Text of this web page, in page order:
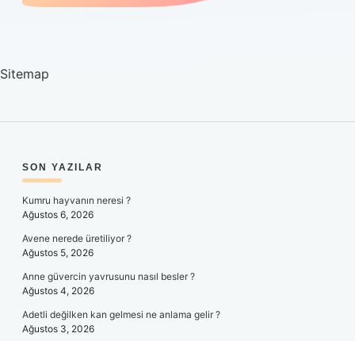
Sitemap
SIDEBAR
SON YAZILAR
Kumru hayvanın neresi ?
Ağustos 6, 2026
Avene nerede üretiliyor ?
Ağustos 5, 2026
Anne güvercin yavrusunu nasıl besler ?
Ağustos 4, 2026
Adetli değilken kan gelmesi ne anlama gelir ?
Ağustos 3, 2026